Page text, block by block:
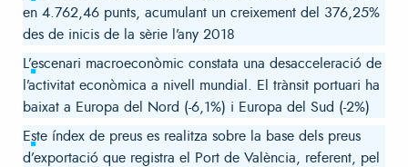
en 4.762,46 punts, acumulant un creixement del 376,25%
des de inicis de la sèrie l’any 2018
L’escenari macroeconòmic constata una desacceleració de
l’activitat econòmica a nivell mundial. El trànsit portuari ha
baixat a Europa del Nord (-6,1%) i Europa del Sud (-2%)
Este índex de preus es realitza sobre la base dels preus
d’exportació que registra el Port de València, referent, pel